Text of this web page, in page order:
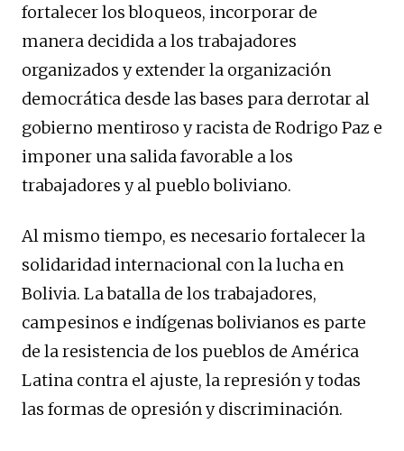
fortalecer los bloqueos, incorporar de
manera decidida a los trabajadores
organizados y extender la organización
democrática desde las bases para derrotar al
gobierno mentiroso y racista de Rodrigo Paz e
imponer una salida favorable a los
trabajadores y al pueblo boliviano.
Al mismo tiempo, es necesario fortalecer la
solidaridad internacional con la lucha en
Bolivia. La batalla de los trabajadores,
campesinos e indígenas bolivianos es parte
de la resistencia de los pueblos de América
Latina contra el ajuste, la represión y todas
las formas de opresión y discriminación.